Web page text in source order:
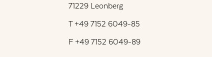
71229 Leonberg
T +49 7152 6049-85
F +49 7152 6049-89